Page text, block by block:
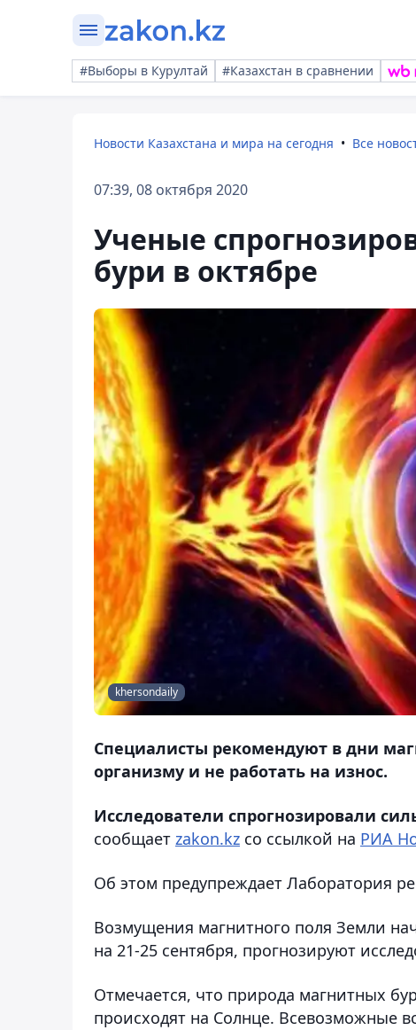
#Выборы в Курултай #Казахстан в сравнении
Новости Казахстана и мира на сегодня Все
07:39, 08 октября 2020
Ученые
бури в октябре
khersondaily
Специалисты рекомендуют в дни
организму и не работать на износ.
Исследователи спрогнозировали
сообщает zakon.kz со ссылкой на РИА
Об этом предупреждает Лаборатория
Возмущения магнитного поля Земли
на 21-25 сентября, прогнозируют
Отмечается, что природа магнитных
происходят на Солнце. Всевозможные